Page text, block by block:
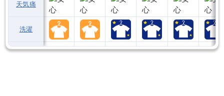
天気痛
洗濯